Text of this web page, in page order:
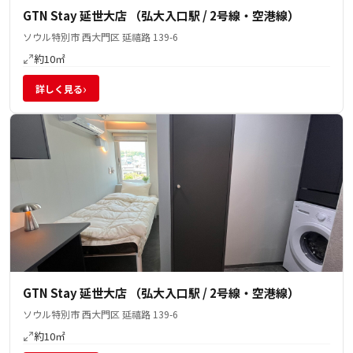
GTN Stay 延世大店 （弘大入口駅 / 2号線・空港線）
ソウル特別市 西大門区 延禧路 139-6
約10㎡
詳しく見る›
GTN Stay 延世大店 （弘大入口駅 / 2号線・空港線）
ソウル特別市 西大門区 延禧路 139-6
約10㎡